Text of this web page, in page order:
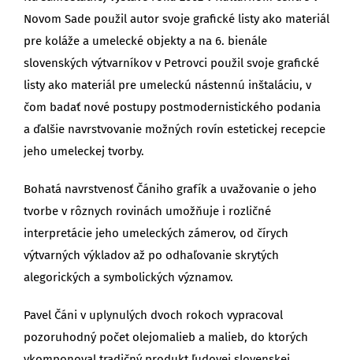
Novom Sade použil autor svoje grafické listy ako materiál
pre koláže a umelecké objekty a na 6. bienále
slovenských výtvarníkov v Petrovci použil svoje grafické
listy ako materiál pre umeleckú nástennú inštaláciu, v
čom badať nové postupy postmodernistického podania
a ďalšie navrstvovanie možných rovín estetickej recepcie
jeho umeleckej tvorby.
Bohatá navrstvenosť Čániho grafík a uvažovanie o jeho
tvorbe v rôznych rovinách umožňuje i rozličné
interpretácie jeho umeleckých zámerov, od čírych
výtvarných výkladov až po odhaľovanie skrytých
alegorických a symbolických významov.
Pavel Čáni v uplynulých dvoch rokoch vypracoval
pozoruhodný počet olejomalieb a malieb, do ktorých